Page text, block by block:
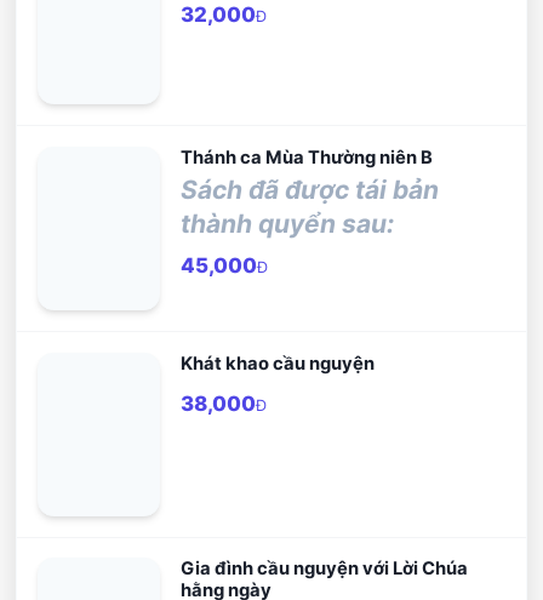
32,000Đ
Thánh ca Mùa Thường niên B
Sách đã được tái bản
thành quyển sau:
45,000Đ
Khát khao cầu nguyện
38,000Đ
Gia đình cầu nguyện với Lời Chúa
hằng ngày